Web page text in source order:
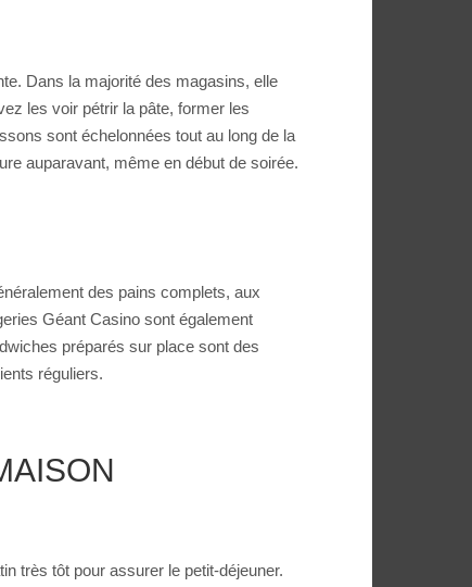
Dans la majorité des magasins, elle
les voir pétrir la pâte, former les
sont échelonnées tout au long de la
auparavant, même en début de soirée.
des pains complets, aux
Géant Casino sont également
préparés sur place sont des
réguliers.
très tôt pour assurer le petit-déjeuner.